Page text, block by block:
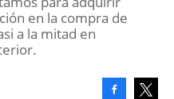
en la compra de
a la mitad en